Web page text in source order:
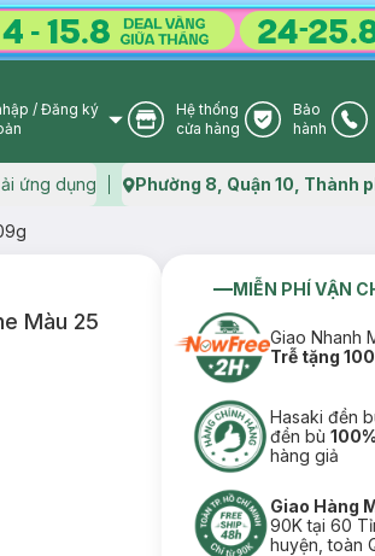
User Icon
/ Đăng ký
Store Icon
Hệ thống
cửa hàng
Warranty
Bảo
hành
ứng dụng Map
Phường 8, Quận 10, Thành
Màu 25
MIỄN PHÍ VẬN
Giao Nhanh
Trễ tặng
Hasaki đền
đền bù100%
hàng giả
Giao Hàng
90K tại 60
huyện, toàn